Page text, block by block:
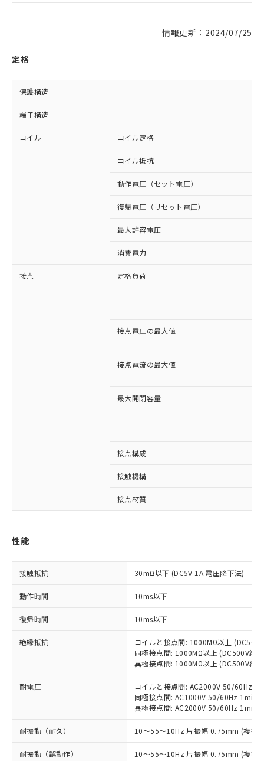
情報更新：2024/07/25
定格
保護構造
端子構造
コイル コイル定格
コイル抵抗
動作電圧（セット電圧）
復帰電圧（リセット電圧）
最大許容電圧
消費電力
接点 定格負荷
接点電圧の最大値
接点電流の最大値
最大開閉容量
接点構成
接触機構
接点材質
性能
接触抵抗 30mΩ以下 (DC5V 1A 電圧降下法)
動作時間 10ms以下
復帰時間 10ms以下
絶縁抵抗
コイルと接点間: 1000MΩ以上
同極接点間: 1000MΩ以上 (DC500V絶
異極接点間: 1000MΩ以上 (DC500V絶
耐電圧
コイルと接点間: AC2000V 50/60Hz
同極接点間: AC1000V 50/60Hz 1min
異極接点間: AC2000V 50/60Hz 1min
耐振動（耐久） 10～55～10Hz 片振幅 0.75mm (複振
耐振動（誤動作） 10～55～10Hz 片振幅 0.75mm (複振
以下の条件をお読みいただき、同意のうえ
ご利用ください。
本サービスは、当社制御機器事業取扱
商品の当社在庫状況および標準価格
(税抜)を提供させていただくもので
当社制御機器事業取扱商品の中には、
本サービスの対象外となる商品もある
ことをご了承ください。
在庫状況および標準価格照会結果は、
記載している更新日時点での社内デー
タに基づき作成されるものであり、閲
覧された時点での実際の在庫および標
準価格とは異なる場合があることをご
対応済み：EU RoHS指令（10物質）の
非含有に対応した製品が提供可能な商品で
商品です。
対応予定なし：EU RoHS指令（10物質）の
非含有に非対応の商品で、対応品を出す予
定はありません。
調査・確認中：EU RoHS指令（10物質）の
非含有の対応状況を調査中または確認中の
非該当品：ライセンス料など無形物で、有
害物質有無と関係のない商品です。
仕入先様の事情により、非含有部品として
いたものが、含有品と判明した場合などや
むを得ず変更することがあります。
*EU RoHS指令（10物質）：
鉛(Pb) 1000ppm以下、 水銀(Hg) 1000ppm以下、 カド
ミウム(Cd) 100ppm以下、
六価クロム(Cr(Ⅵ)) 1000ppm以下、ポリ臭化ビフェニル
類(PBB) 1000ppm以下、ポリ臭化ジフェニルエーテル類
※1 中国RoHS○×表
「○」：最大均質材料含有率が中国RoHSの
基準値以下であることを示します。
「×」：最大均質材料含有率が中国RoHSの
基準値を超えていることを示します。
「－」：未確認です。当社販売部門へお問
*中国RoHS10物質の基準値 (GB/T26572)：
Pb(鉛) :1000ppm、 Hg(水銀) : 1000ppm、 Cd(カドミウ
ム) : 100ppm、
当社は、これら貴社製品のうち、外国
為替および外国貿易法に定める商品
（以下｢規制貨物等」という）を輸出
または国外への提供する場合は、日本
国政府の輸出許可(または役務取引許
可)を取得するなどの必要な手続きを
記